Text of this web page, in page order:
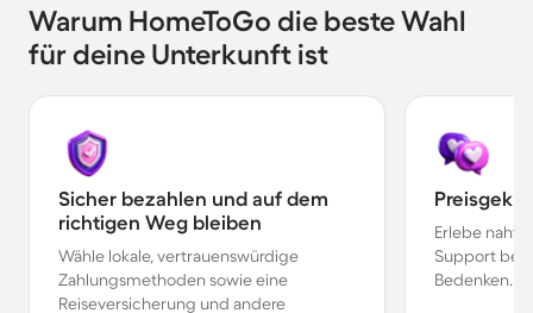
Warum HomeToGo die beste Wahl
für deine Unterkunft ist
Sicher bezahlen und auf dem
richtigen Weg bleiben
Wähle lokale, vertrauenswürdige
Zahlungsmethoden sowie eine
Reiseversicherung und andere
Erlebe
Support bei
Bedenken.